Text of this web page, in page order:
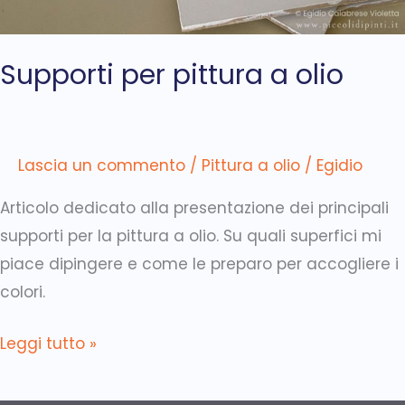
Supporti per pittura a olio
Lascia un commento / Pittura a olio / Egidio
Articolo dedicato alla presentazione dei principali
supporti per la pittura a olio. Su quali superfici mi
piace dipingere e come le preparo per accogliere i
colori.
Leggi tutto »